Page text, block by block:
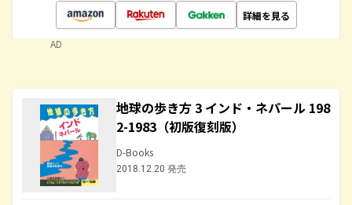
詳細を見る
AD
地球の歩き方 3 インド・ネパール 198
2-1983（初版復刻版）
D-Books
2018.12.20 発売